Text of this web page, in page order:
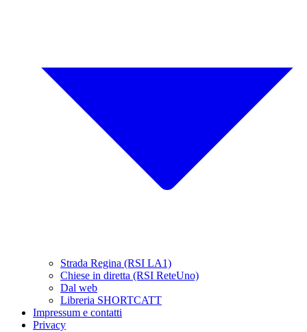
Strada Regina (RSI LA1)
Chiese in diretta (RSI ReteUno)
Dal web
Libreria SHORTCATT
Impressum e contatti
Privacy